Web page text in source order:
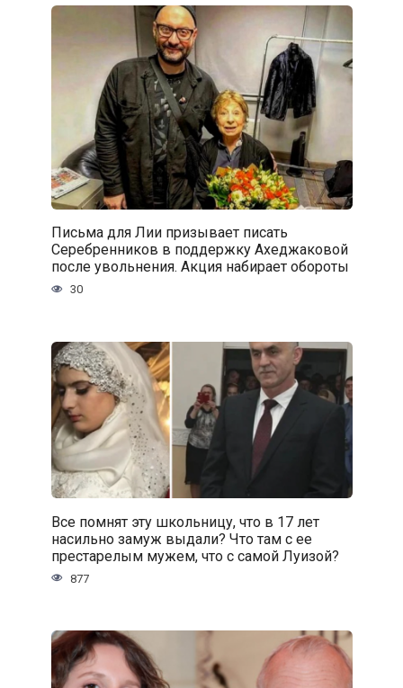
Письма для Лии призывает писать
Серебренников в поддержку Ахеджаковой
после увольнения. Акция набирает обороты
30
Все помнят эту школьницу, что в 17 лет
насильно замуж выдали? Что там с ее
престарелым мужем, что с самой Луизой?
877